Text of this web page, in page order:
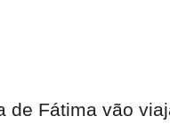
Fátima vão